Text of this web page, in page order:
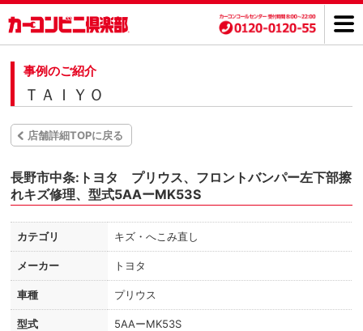
事例のご紹介
ＴＡＩＹＯ
店舗詳細TOPに戻る
長野市中条:トヨタ プリウス、フロントバンパー左下部擦
れキズ修理、型式5AAーMK53S
カテゴリ キズ・へこみ直し
メーカー トヨタ
車種 プリウス
型式 5AAーMK53S